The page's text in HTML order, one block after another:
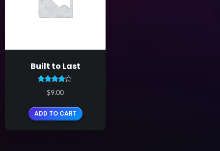
Built to Last
Rated
4.00
$9.00
ADD TO CART